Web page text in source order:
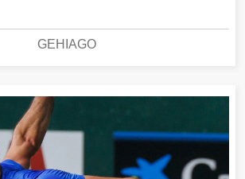
GEHIAGO